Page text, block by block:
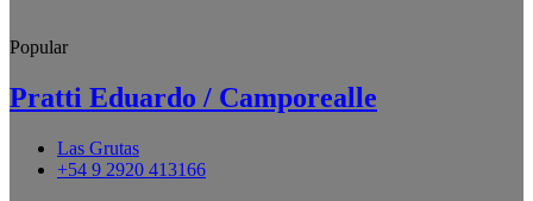
Popular
Pratti Eduardo / Camporealle
Las Grutas
+54 9 2920 413166